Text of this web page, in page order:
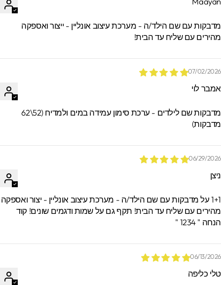
הזמנות.
עם שם הילד/ה - מערכת עיצוב אונליין - ייצור ואספקה
עם שליח עד הבית!
07/02/
לוי
מדבקות שם לילדים - ערכת סימון עמידה במים ולמדיח (52\62
06/29/
1+1 על מדבקות עם שם הילד/ה - מערכת עיצוב אונליין - יצור ואספקה
עם שליח עד הבית! תקף גם על שמות ודגמים שונים! קוד
" 1234 "
06/13/
כליפה